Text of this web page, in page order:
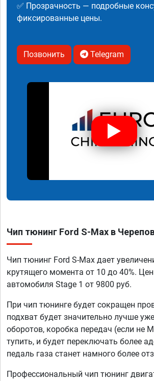
✅ Прозрачность — подробные
фиксированные цены.
Позвонить Telegram
Чип тюнинг Ford S-Max в
Чип тюнинг Ford S-Max дает
крутящего момента от 10 до 40%.
автомобиля Stage 1 от 9800 руб.
При чип тюнинге будет сокращен
подхват будет значительно лучше
оборотов, коробка передач (если не
тупить, и будет переключать более
педаль газа станет намного более
Профессиональный чип тюнинг